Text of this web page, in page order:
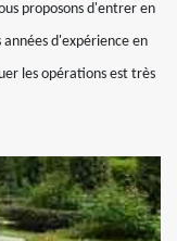
proposons d'entrer en
d'expérience en
les opérations est très